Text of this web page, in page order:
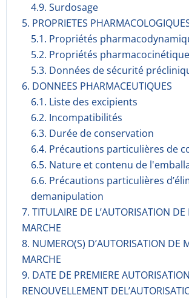
4.9. Surdosage
5. PROPRIETES
5.1. Propriétés
5.2. Propriétés
5.3. Données de sécurité
6. DONNEES PHARMACEUTIQUES
6.1. Liste des excipients
6.2. Incompati­bilités
6.3. Durée de conservation
6.4. Précautions particulières de
6.5. Nature et contenu de
6.6. Précautions particulières
demanipulation
7. TITULAIRE DE L’AUTORISATION DE
MARCHE
8. NUMERO(S) D’AUTORISATION DE
MARCHE
9. DATE DE PREMIERE
RENOUVELLEMENT